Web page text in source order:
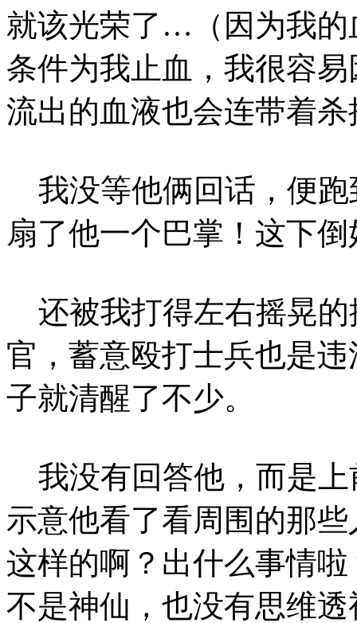
就该光荣了…（因为我的
条件为我止血，我很容
流出的血液也会连带着
我没等他俩回话，便跑
扇了他一个巴掌！这下
还被我打得左右摇晃的
官，蓄意殴打士兵也是
子就清醒了不少。
我没有回答他，而是上
示意他看了看周围的那
这样的啊？出什么事情
不是神仙，也没有思维